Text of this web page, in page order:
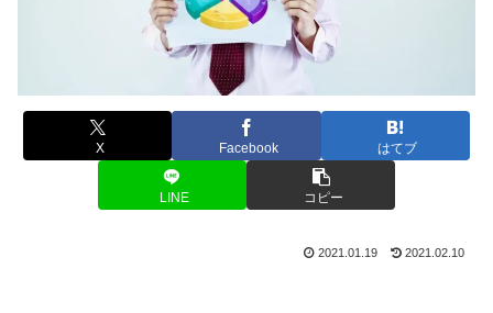
X Facebook はてブ
LINE コピー
2021.01.19 2021.02.10